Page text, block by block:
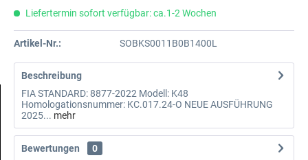
Liefertermin sofort verfügbar: ca.1-2 Wochen
Artikel-Nr.: SOBKS0011B0B1400L
Beschreibung
FIA STANDARD: 8877-2022 Modell: K48
Homologationsnummer: KC.017.24-O NEUE AUSFÜHRUNG
2025... mehr
Bewertungen
0